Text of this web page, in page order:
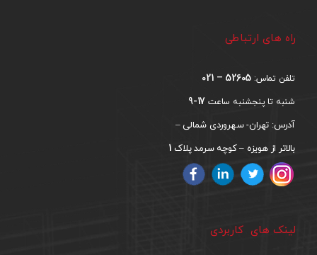
راه های ارتباطی
تلفن تماس: 52605 – 021
شنبه تا پنجشنبه ساعت 17-9
آدرس: تهران- سهروردی شمالی –
بالاتر از هویزه – کوچه سرمد پلاک 1
لینک های کاربردی